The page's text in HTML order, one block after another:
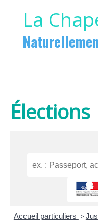
La
Élections
Accueil particuliers >